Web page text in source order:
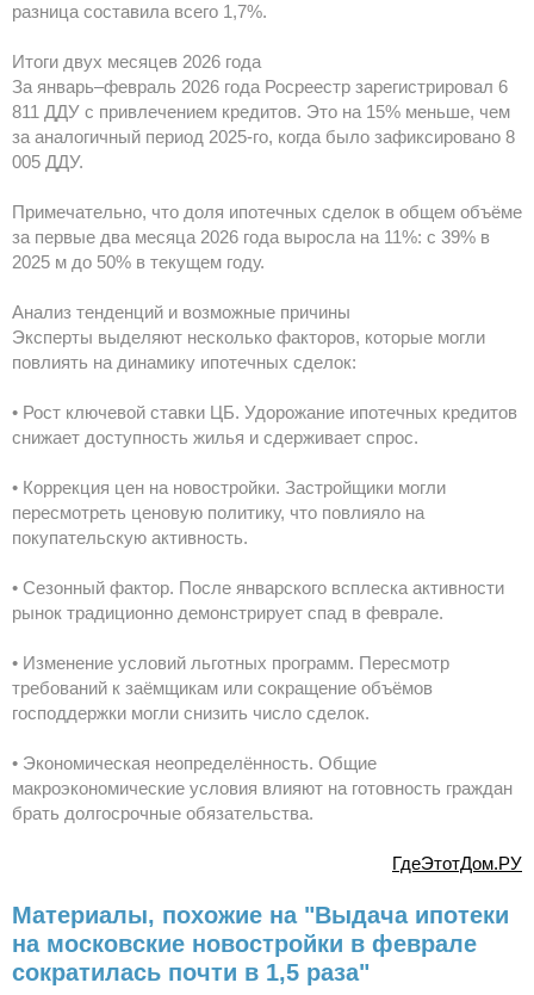
разница составила всего 1,7%.
Итоги двух месяцев 2026 года
За январь–февраль 2026 года Росреестр зарегистрировал 6
811 ДДУ с привлечением кредитов. Это на 15% меньше, чем
за аналогичный период 2025-го, когда было зафиксировано 8
005 ДДУ.
Примечательно, что доля ипотечных сделок в общем объёме
за первые два месяца 2026 года выросла на 11%: с 39% в
2025 м до 50% в текущем году.
Анализ тенденций и возможные причины
Эксперты выделяют несколько факторов, которые могли
повлиять на динамику ипотечных сделок:
• Рост ключевой ставки ЦБ. Удорожание ипотечных кредитов
снижает доступность жилья и сдерживает спрос.
• Коррекция цен на новостройки. Застройщики могли
пересмотреть ценовую политику, что повлияло на
покупательскую активность.
• Сезонный фактор. После январского всплеска активности
рынок традиционно демонстрирует спад в феврале.
• Изменение условий льготных программ. Пересмотр
требований к заёмщикам или сокращение объёмов
господдержки могли снизить число сделок.
• Экономическая неопределённость. Общие
макроэкономические условия влияют на готовность граждан
брать долгосрочные обязательства.
ГдеЭтотДом.РУ
Материалы, похожие на "Выдача ипотеки
на московские новостройки в феврале
сократилась почти в 1,5 раза"